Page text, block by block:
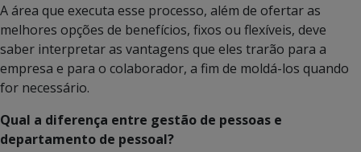
A área que executa esse processo, além de ofertar as
melhores opções de benefícios, fixos ou flexíveis, deve
saber interpretar as vantagens que eles trarão para a
empresa e para o colaborador, a fim de moldá-los quando
for necessário.
Qual a diferença entre gestão de pessoas e
departamento de pessoal?